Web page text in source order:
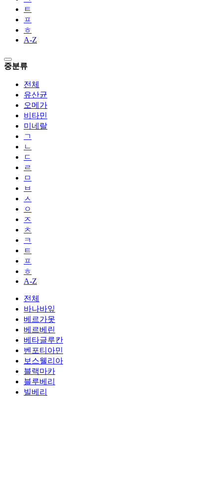
ㅌ
ㅍ
ㅎ
A-Z
중분류
전체
유산균
오메가
비타민
미네랄
ㄱ
ㄴ
ㄷ
ㄹ
ㅁ
ㅂ
ㅅ
ㅇ
ㅈ
ㅊ
ㅋ
ㅌ
ㅍ
ㅎ
A-Z
전체
바나바잎
베르가못
베르베린
베타글루칸
벤포티아민
보스웰리아
블랙마카
블루베리
빌베리